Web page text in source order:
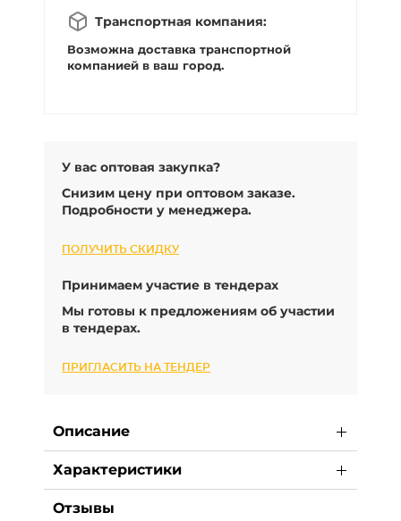
Транспортная компания:
Возможна доставка транспортной
компанией в ваш город.
У вас оптовая закупка?
Снизим цену при оптовом заказе.
Подробности у менеджера.
ПОЛУЧИТЬ СКИДКУ
Принимаем участие в тендерах
Мы готовы к предложениям об участии
в тендерах.
ПРИГЛАСИТЬ НА ТЕНДЕР
Описание
Характеристики
Отзывы